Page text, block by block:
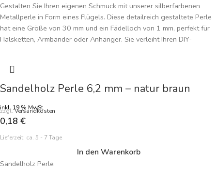
Gestalten Sie Ihren eigenen Schmuck mit unserer silberfarbenen
Metallperle in Form eines Flügels. Diese detailreich gestaltete Perle
hat eine Größe von 30 mm und ein Fädelloch von 1 mm, perfekt für
Halsketten, Armbänder oder Anhänger. Sie verleiht Ihren DIY-
Sandelholz Perle 6,2 mm – natur braun
inkl. 19 % MwSt.
zzgl.Versandkosten
0,18 €
Lieferzeit: ca. 5 - 7 Tage
In den Warenkorb
Sandelholz Perle